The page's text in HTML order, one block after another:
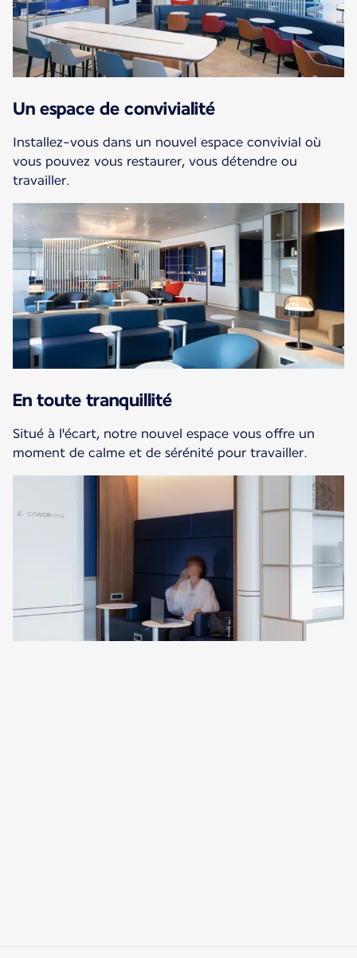
Un espace de convivialité
Installez-vous dans un nouvel espace convivial où
vous pouvez vous restaurer, vous détendre ou
travailler.
En toute tranquillité
Situé à l'écart, notre nouvel espace vous offre un
moment de calme et de sérénité pour travailler.